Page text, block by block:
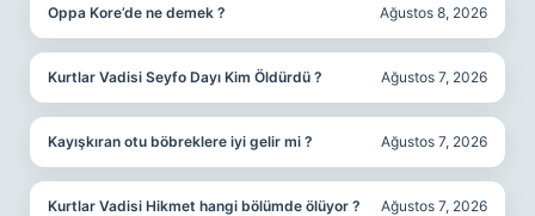
Oppa Kore’de ne demek ? Ağustos 8, 2026
Kurtlar Vadisi Seyfo Dayı Kim Öldürdü ? Ağustos 7, 2026
Kayışkıran otu böbreklere iyi gelir mi ? Ağustos 7, 2026
Kurtlar Vadisi Hikmet hangi bölümde ölüyor ? Ağustos 7, 2026